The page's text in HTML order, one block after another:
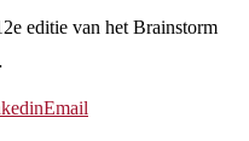
editie van het Brainstorm
Email